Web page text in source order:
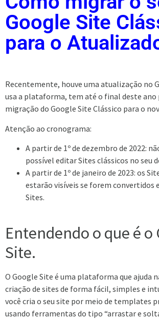
Google Site
para o
Recentemente, houve uma atualização no
usa a plataforma, tem até o final deste ano
migração do Google Site Clássico para o
Atenção ao cronograma:
A partir de 1º de dezembro de 2022:
possível editar Sites clássicos no seu
A partir de 1º de janeiro de 2023: os
estarão visíveis se forem convertidos
Sites.
Entendendo o que é o
Site.
O Google Site é uma plataforma que ajuda
criação de sites de forma fácil, simples e
você cria o seu site por meio de templates
usando ferramentas do tipo “arrastar e